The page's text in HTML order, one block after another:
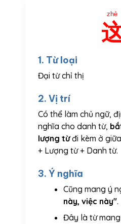
zhè
1. Từ loại
Đại từ chỉ thị
2. Vị trí
Có thể làm chủ ngữ,
nghĩa cho danh từ,
lượng từđi kèm ở
+ Lượng từ + Danh từ.
3. Ý nghĩa
Cũng mang ý
này, việc này".
Đây là từ